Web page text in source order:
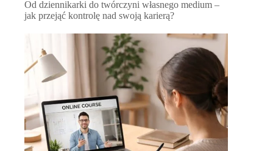
Od dziennikarki do twórczyni własnego medium –
jak przejąć kontrolę nad swoją karierą?